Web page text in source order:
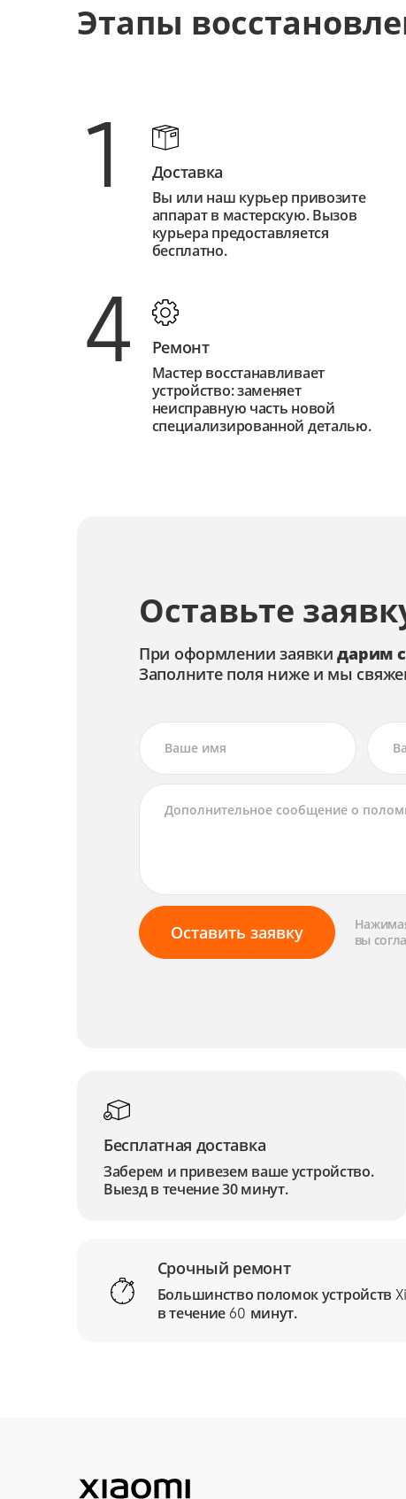
Этапы
1 Доставка
Вы или наш курьер привозите
аппарат в мастерскую. Вызов
курьера предоставляется
бесплатно.
4 Ремонт
Мастер восстанавливает
устройство: заменяет
неисправную часть новой
специализированной деталью.
Оставьте
При оформлении заявкидарим
Заполните поля ниже и мы
Оставить заявку
вы
Бесплатная доставка
Заберем и привезем ваше устройство.
Выезд в течение 30 минут.
Срочный ремонт
Большинство поломок устройств
в течение 60 минут.